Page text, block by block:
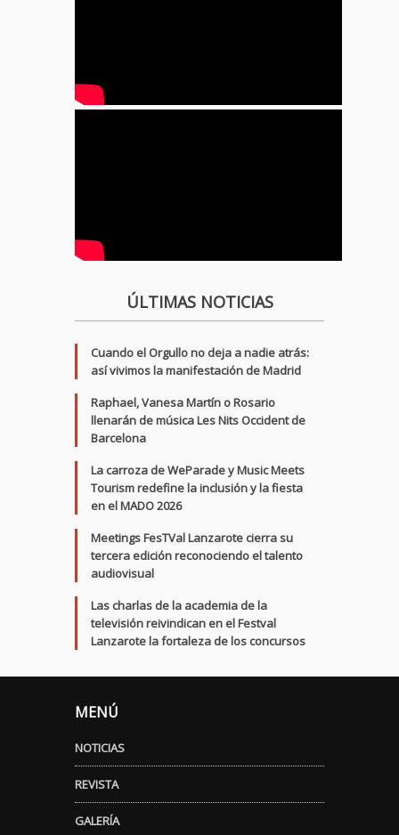
ÚLTIMAS NOTICIAS
Cuando el Orgullo no deja a nadie atrás:
así vivimos la manifestación de Madrid
Raphael, Vanesa Martín o Rosario
llenarán de música Les Nits Occident de
Barcelona
La carroza de WeParade y Music Meets
Tourism redefine la inclusión y la fiesta
en el MADO 2026
Meetings FesTVal Lanzarote cierra su
tercera edición reconociendo el talento
audiovisual
Las charlas de la academia de la
televisión reivindican en el Festval
Lanzarote la fortaleza de los concursos
MENÚ
NOTICIAS
REVISTA
GALERÍA